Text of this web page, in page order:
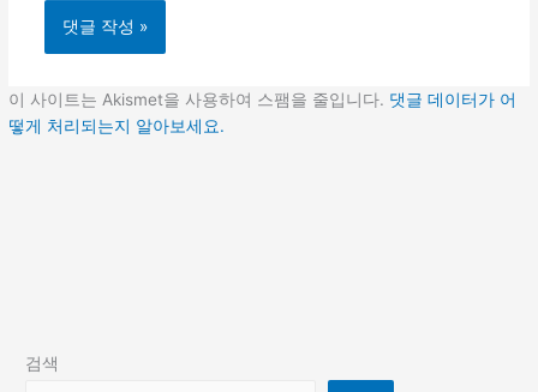
이 사이트는 Akismet을 사용하여 스팸을 줄입니다. 댓글 데이터가 어
떻게 처리되는지 알아보세요.
검색